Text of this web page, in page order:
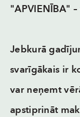
"APVIENĪBA"
Jebkurā
svarīgākais ir
var neņemt
apstiprināt